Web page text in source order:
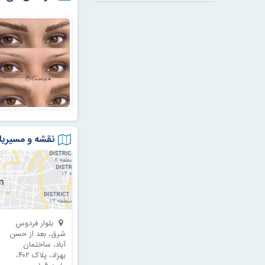
نقشه و
بلوار فردوس
شرق، بعد از حسن
آباد، ساختمان
بهزاد، پلاک ۴۰۲،